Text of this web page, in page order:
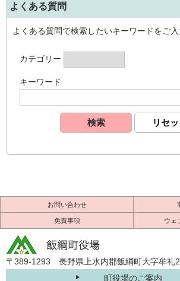
よくある質問
よくある質問で検索したいキーワードをご入
カテゴリー
キーワード
お問い合わせ
免責事項 ウェ
〒389-1293 長野県上水内郡飯綱町大字牟礼
町役場のご案内